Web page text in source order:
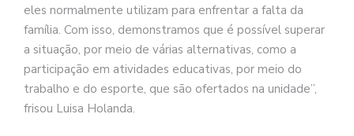
eles normalmente utilizam para enfrentar a falta da
família. Com isso, demonstramos que é possível superar
a situação, por meio de várias alternativas, como a
participação em atividades educativas, por meio do
trabalho e do esporte, que são ofertados na unidade”,
frisou Luisa Holanda.